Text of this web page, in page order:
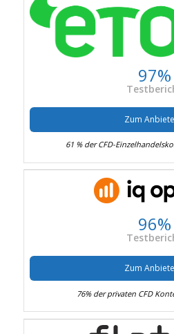
97%
Zum
61 % der CFD-
96%
Zum
76% der privaten CFD